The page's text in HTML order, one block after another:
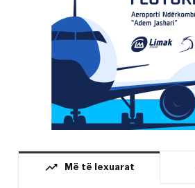
trending_up Më të lexuarat